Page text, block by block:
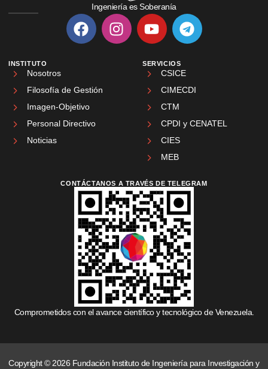
Ingeniería es Soberanía
INSTITUTO
Nosotros
Filosofía de Gestión
Imagen-Objetivo
Personal Directivo
Noticias
SERVICIOS
CSICE
CIMECDI
CTM
CPDI y CENATEL
CIES
MEB
CONTÁCTANOS A TRAVÉS DE TELEGRAM
Comprometidos con el avance científico y tecnológico de Venezuela.
Copyright © 2026 Fundación Instituto de Ingeniería para Investigación y